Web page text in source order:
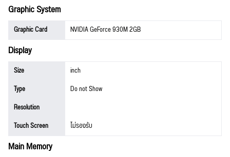
Graphic System
Graphic Card NVIDIA GeForce 930M 2GB
Display
Size
inch
Type
Do not Show
Resolution
Touch Screen
ไม่รองรับ
Main Memory